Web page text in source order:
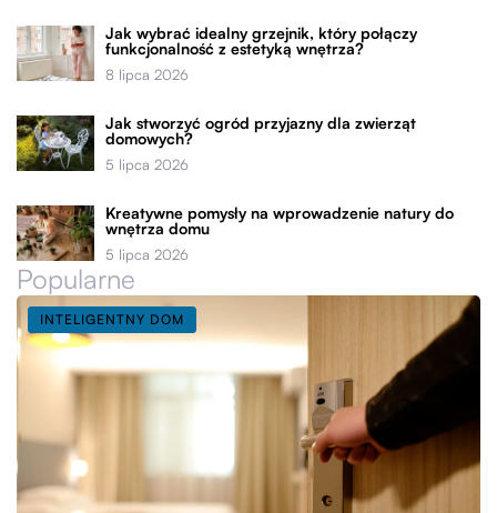
Jak wybrać idealny grzejnik, który połączy
funkcjonalność z estetyką wnętrza?
8 lipca 2026
Jak stworzyć ogród przyjazny dla zwierząt
domowych?
5 lipca 2026
Kreatywne pomysły na wprowadzenie natury do
wnętrza domu
5 lipca 2026
Popularne
INTELIGENTNY DOM